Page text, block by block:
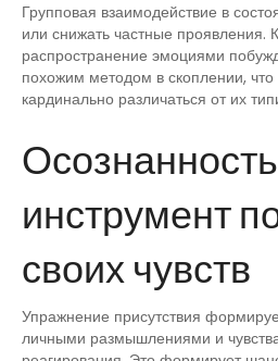
Групповая взаимодействие в
или снижать частные проявления.
распространение эмоциями
похожим методом в скоплении,
кардинально различаться от их
инструмент
своих чувств
Упражнение присутствия
личными размышлениями и